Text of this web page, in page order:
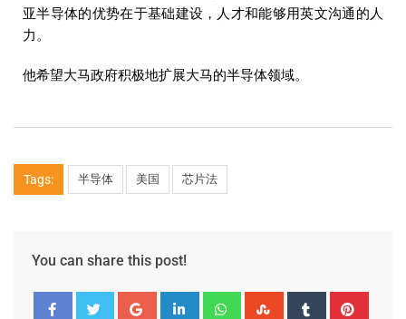
亚半导体的优势在于基础建设，人才和能够用英文沟通的人
力。
他希望大马政府积极地扩展大马的半导体领域。
Tags: 半导体 美国 芯片法
You can share this post!